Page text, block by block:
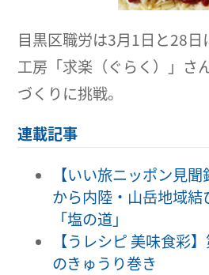
目黒区職労は3月1日と28日
工房「求楽（ぐらく）」さ
づくりに挑戦。
連載記事
【いい旅ニッポン見
から内陸・山岳地域結
「塩の道」
【うレシピ 美味食彩
のきゅうり巻き